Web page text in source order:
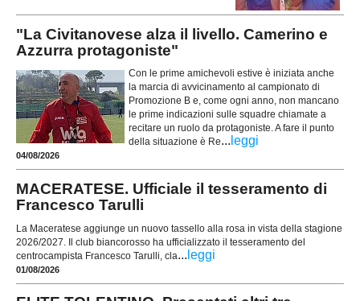
"La Civitanovese alza il livello. Camerino e
Azzurra protagoniste"
Con le prime amichevoli estive è iniziata anche
la marcia di avvicinamento al campionato di
Promozione B e, come ogni anno, non mancano
le prime indicazioni sulle squadre chiamate a
recitare un ruolo da protagoniste. A fare il punto
della situazione è Re... leggi
04/08/2026
MACERATESE. Ufficiale il tesseramento di
Francesco Tarulli
La Maceratese aggiunge un nuovo tassello alla rosa in vista della stagione
2026/2027. Il club biancorosso ha ufficializzato il tesseramento del
centrocampista Francesco Tarulli, cla... leggi
01/08/2026